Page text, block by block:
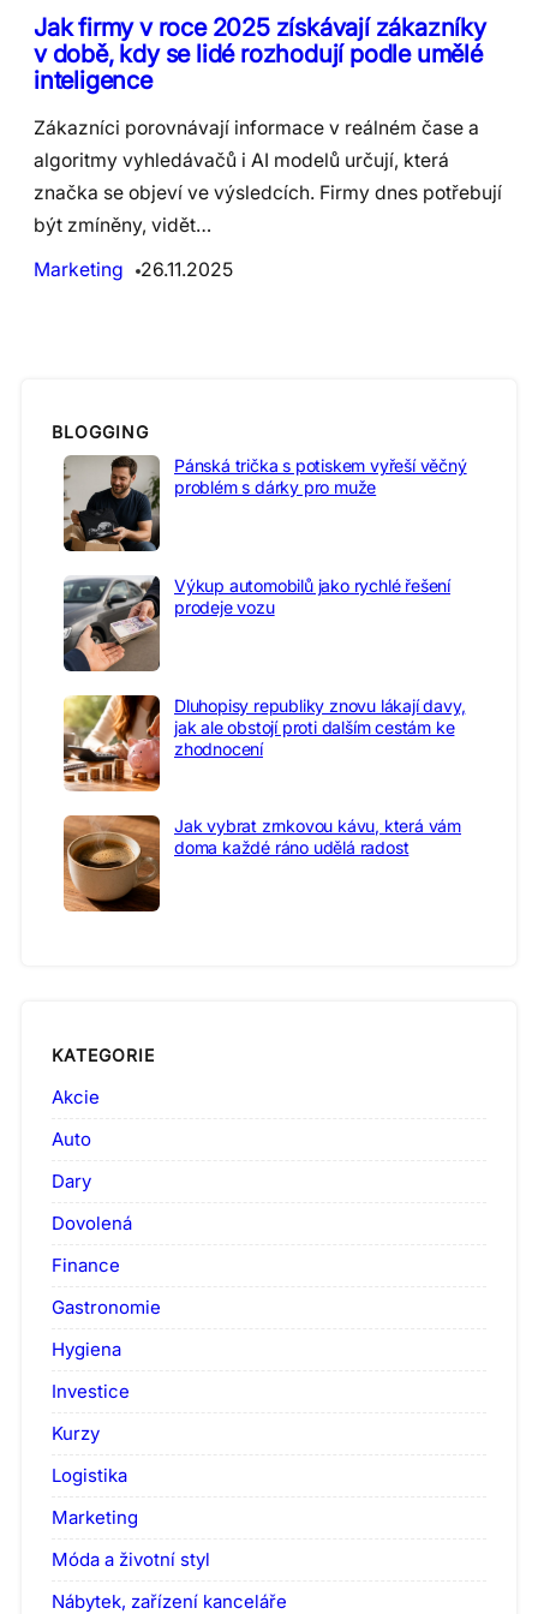
Jak firmy v roce 2025 získávají zákazníky
v době, kdy se lidé rozhodují podle umělé
inteligence
Zákazníci porovnávají informace v reálném čase a
algoritmy vyhledávačů i AI modelů určují, která
značka se objeví ve výsledcích. Firmy dnes potřebují
být zmíněny, vidět…
Marketing
26.11.2025
BLOGGING
Pánská trička s potiskem vyřeší věčný
problém s dárky pro muže
Výkup automobilů jako rychlé řešení
prodeje vozu
Dluhopisy republiky znovu lákají davy,
jak ale obstojí proti dalším cestám ke
zhodnocení
Jak vybrat zrnkovou kávu, která vám
doma každé ráno udělá radost
KATEGORIE
Akcie
Auto
Dary
Dovolená
Finance
Gastronomie
Hygiena
Investice
Kurzy
Logistika
Marketing
Móda a životní styl
Nábytek, zařízení kanceláře